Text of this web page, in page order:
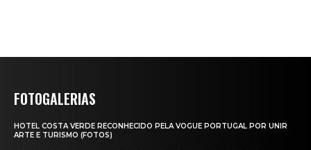
FOTOGALERIAS
HOTEL COSTA VERDE RECONHECIDO PELA VOGUE PORTUGAL POR UNIR
ARTE E TURISMO (FOTOS)